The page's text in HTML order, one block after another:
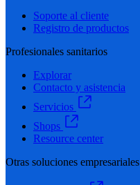
Soporte al cliente
Registro de productos
Profesionales sanitarios
Explorar
Contacto y asistencia
Servicios
Shops
Resource center
Otras soluciones empresariales